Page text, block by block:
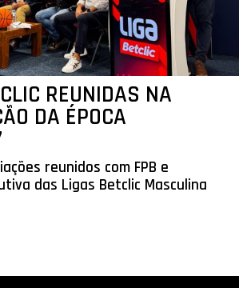
REUNIDAS NA
DA ÉPOCA
reunidos com FPB e
das Ligas Betclic Masculina